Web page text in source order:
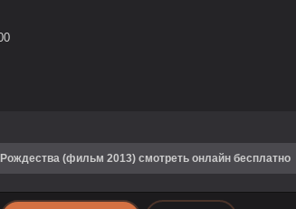
(фильм 2013) смотреть онлайн бесплатно